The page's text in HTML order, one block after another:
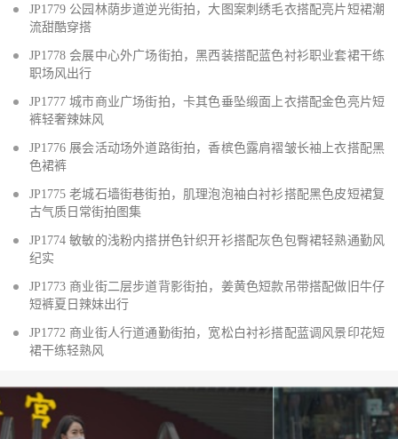
JP1779 公园林荫步道逆光街拍，大图案刺绣毛衣搭配亮片短裙潮
流甜酷穿搭
JP1778 会展中心外广场街拍，黑西装搭配蓝色衬衫职业套裙干练
职场风出行
JP1777 城市商业广场街拍，卡其色垂坠缎面上衣搭配金色亮片短
裤轻奢辣妹风
JP1776 展会活动场外道路街拍，香槟色露肩褶皱长袖上衣搭配黑
色裙裤
JP1775 老城石墙街巷街拍，肌理泡泡袖白衬衫搭配黑色皮短裙复
古气质日常街拍图集
JP1774 敏敏的浅粉内搭拼色针织开衫搭配灰色包臀裙轻熟通勤风
纪实
JP1773 商业街二层步道背影街拍，姜黄色短款吊带搭配做旧牛仔
短裤夏日辣妹出行
JP1772 商业街人行道通勤街拍，宽松白衬衫搭配蓝调风景印花短
裙干练轻熟风